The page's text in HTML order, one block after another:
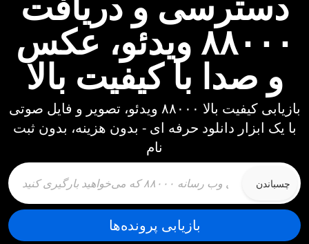
۸۸۰۰۰ ویدئو، عکس
و صدا با کیفیت بالا
بازیابی کیفیت بالا ۸۸۰۰۰ ویدئو، تصویر و فایل صوتی
با یک ابزار دانلود حرفه ای - بدون هزینه، بدون ثبت
نام
چسباندن
بازیابی پرونده‌ها